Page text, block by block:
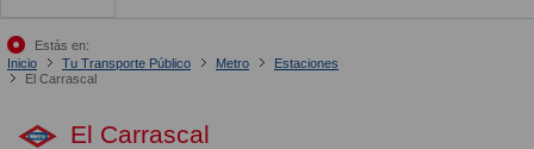
Estás en:
Inicio
Tu Transporte Público Metro
Estaciones
El Carrascal
El Carrascal